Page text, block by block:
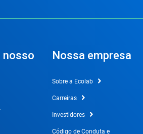
nosso
Nossa empresa
Sobre a Ecolab
Carreiras
Investidores
Código de Conduta e